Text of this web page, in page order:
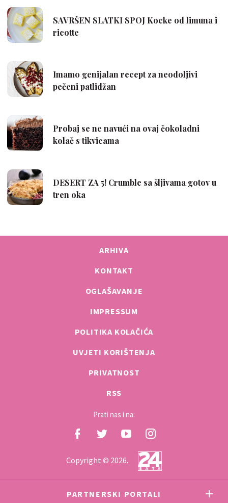
ARHIVA
KONTAKT
OGLAŠAVANJE
IMPRESSUM
POLITIKA KOLAČIĆA
UVJETI KORIŠTENJA
PRIVATNOST
RSS
Prati nas i na:
Copyright © 2026.
PARTNERSKI PORTALI